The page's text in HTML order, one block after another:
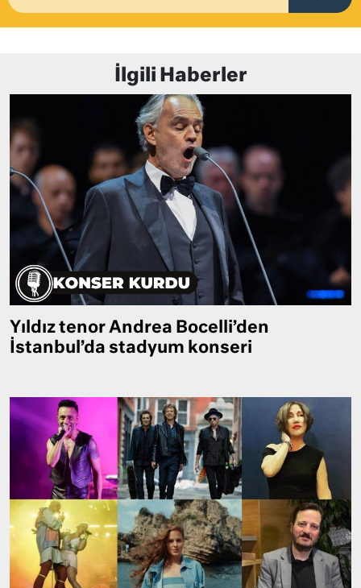
İlgili Haberler
Yıldız tenor Andrea Bocelli’den
İstanbul’da stadyum konseri